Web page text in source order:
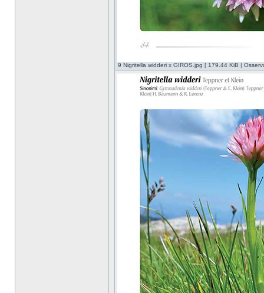
9 Nigritella widderi x GIROS.jpg [ 179.44 KiB |